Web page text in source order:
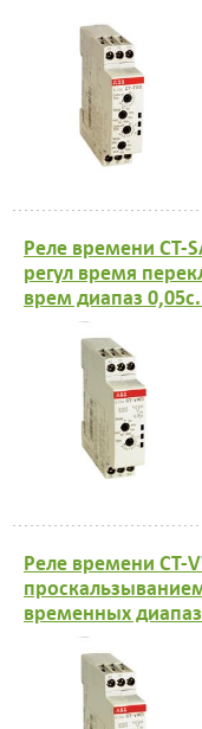
Реле времени CT-
регул время
врем диапаз
Реле времени CT-
временных